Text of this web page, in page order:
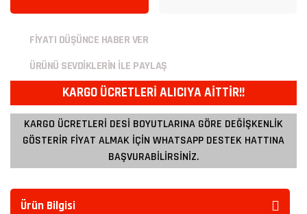
FİYATI DÜŞÜNCE HABER VER
ÜRÜNÜ SEVDİKLERİN İLE PAYLAŞ
KARGO ÜCRETLERİ ALICIYA AİTTİR!!
KARGO ÜCRETLERİ DESİ BOYUTLARINA GÖRE DEĞİŞKENLİK
GÖSTERİR FİYAT ALMAK İÇİN WHATSAPP DESTEK HATTINA
BAŞVURABİLİRSİNİZ.
Ürün Bilgisi